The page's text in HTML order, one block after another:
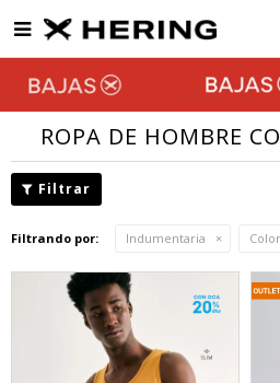

ROPA DE HOMBRE
Filtrando por: Indumentaria